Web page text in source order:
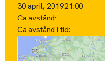
30 april, 201921:00
Ca avstånd:
Ca avstånd i tid: